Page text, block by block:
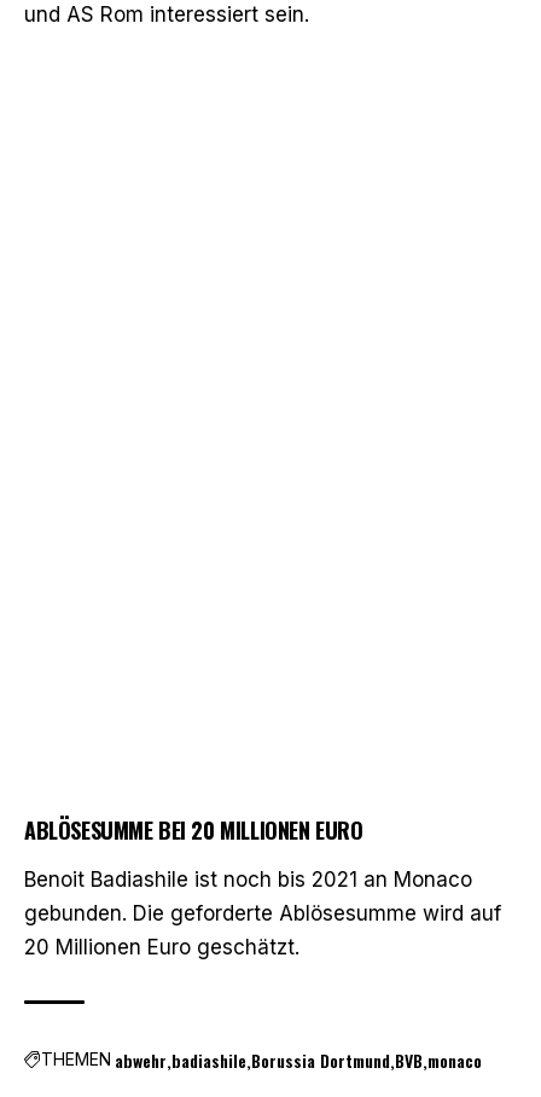
und AS Rom interessiert sein.
ABLÖSESUMME BEI 20 MILLIONEN EURO
Benoit Badiashile ist noch bis 2021 an Monaco
gebunden. Die geforderte Ablösesumme wird auf
20 Millionen Euro geschätzt.
THEMEN abwehr badiashile Borussia Dortmund BVB monaco